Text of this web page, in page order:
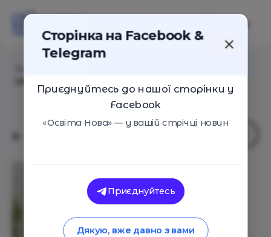
Сторінка на Facebook &
Telegram
Приєднуйтесь до нашої сторінки у
Facebook
«Освіта Нова» — у вашій стрічці новин
Приєднуйтесь
Дякую, вже давно з вами